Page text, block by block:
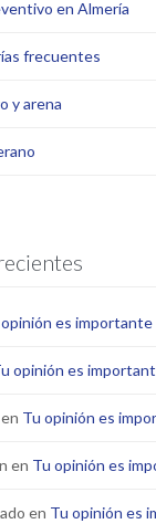
en Almería
frecuentes
y arena
es importante
opinión es
en Tu opinión es
en Tu opinión es
en Tu opinión es